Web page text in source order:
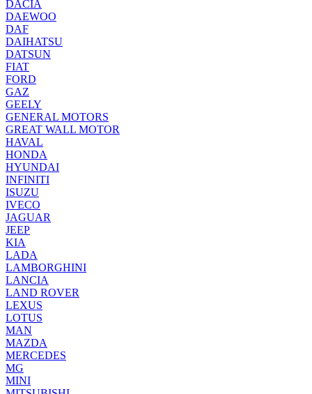
DACIA
DAEWOO
DAF
DAIHATSU
DATSUN
FIAT
FORD
GAZ
GEELY
GENERAL MOTORS
GREAT WALL MOTOR
HAVAL
HONDA
HYUNDAI
INFINITI
ISUZU
IVECO
JAGUAR
JEEP
KIA
LADA
LAMBORGHINI
LANCIA
LAND ROVER
LEXUS
LOTUS
MAN
MAZDA
MERCEDES
MG
MINI